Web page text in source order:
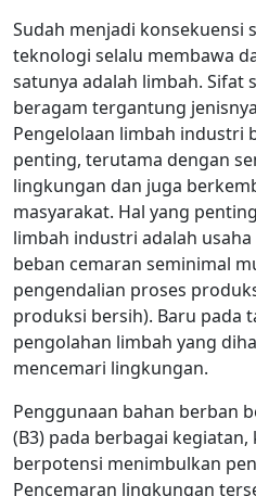
Sudah menjadi konsekuensi
teknologi selalu membawa
satunya adalah limbah. Sifat
beragam tergantung
Pengelolaan limbah industri
penting, terutama dengan
lingkungan dan juga
masyarakat. Hal yang
limbah industri adalah
beban cemaran seminimal
pengendalian proses
produksi bersih). Baru pada
pengolahan limbah yang
mencemari lingkungan.
Penggunaan bahan berban
(B3) pada berbagai
berpotensi menimbulkan
Pencemaran lingkungan